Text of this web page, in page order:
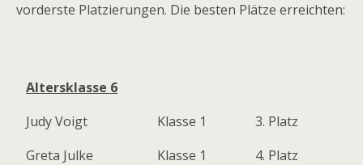
vorderste Platzierungen. Die besten Plätze erreichten:
Altersklasse 6
Judy Voigt
Greta Julke
Klasse 1
Klasse 1
3. Platz
4. Platz